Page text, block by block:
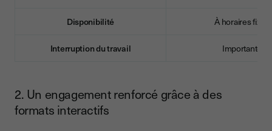
Disponibilité À horaires fixes
Interruption du travail Importante
2. Un engagement renforcé grâce à des
formats interactifs